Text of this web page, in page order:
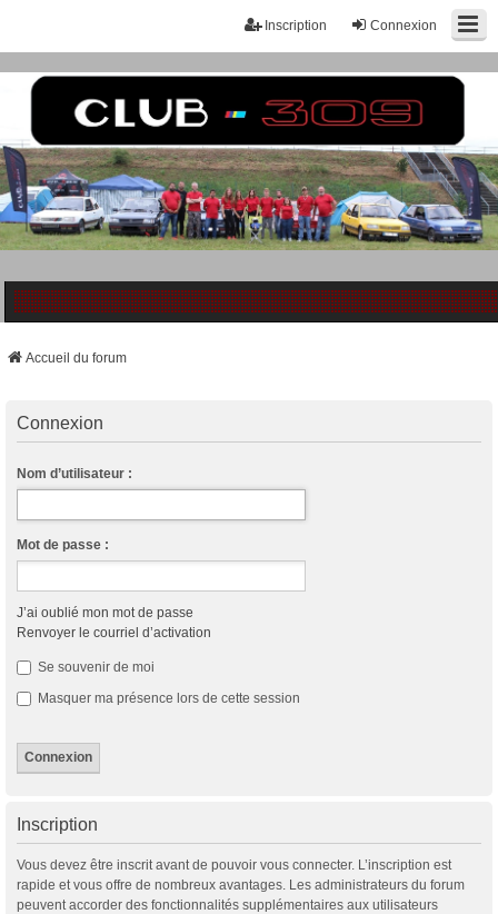
Connexion
Inscription
Accueil du forum
Connexion
Nom d’utilisateur :
Mot de passe :
J’ai oublié mon mot de passe
Renvoyer le courriel d’activation
Se souvenir de moi
Masquer ma présence lors de cette session
Inscription
Vous devez être inscrit avant de pouvoir vous connecter. L’inscription est
rapide et vous offre de nombreux avantages. Les administrateurs du forum
peuvent accorder des fonctionnalités supplémentaires aux utilisateurs